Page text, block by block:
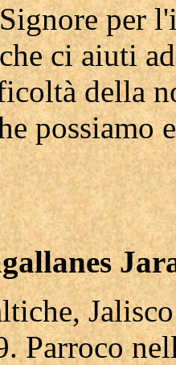
per
ci aiuti
della
possiamo
Parroco